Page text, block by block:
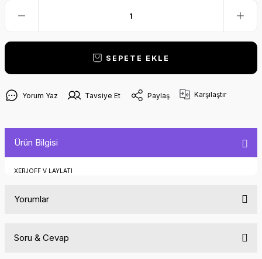
SEPETE EKLE
Yorum Yaz Tavsiye Et Paylaş Karşılaştır
Ürün Bilgisi
XERJOFF V LAYLATI
Yorumlar
Soru & Cevap